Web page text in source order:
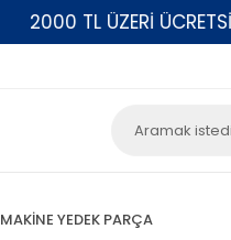
2000 TL ÜZERİ ÜCRETSİZ
MAKİNE YEDEK PARÇA